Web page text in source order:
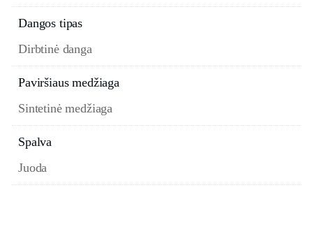
Dangos tipas
Dirbtinė danga
Paviršiaus medžiaga
Sintetinė medžiaga
Spalva
Juoda